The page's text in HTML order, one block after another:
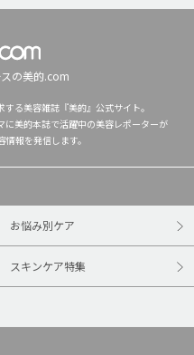
の美的.com
る美容雑誌『美的』公式サイト。
に美的本誌で活躍中の美容レポーターが
報を発信します。
お悩み別ケア
スキンケア特集